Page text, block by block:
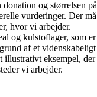
og størrelsen på
vurderinger. Der må
hvor vi arbejder.
og kulstoflager, som er
af et videnskabeligt
illustrativt eksempel, der
vi arbejder.